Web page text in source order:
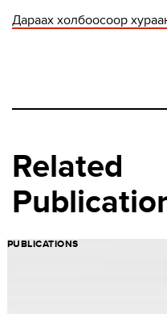
Дараах холбоосоор
Related
PUBLICATIONS